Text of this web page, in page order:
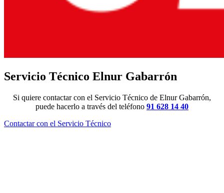
Servicio Técnico Elnur Gabarrón
Si quiere contactar con el Servicio Técnico de Elnur Gabarrón,
puede hacerlo a través del teléfono 91 628 14 40
Contactar con el Servicio Técnico